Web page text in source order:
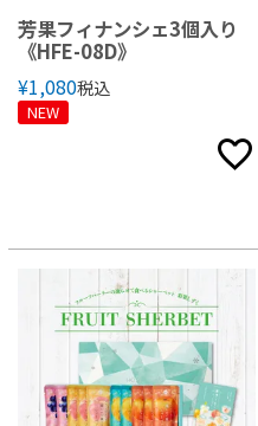
芳果フィナンシェ3個入り
《HFE-08D》
¥1,080税込
NEW